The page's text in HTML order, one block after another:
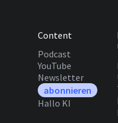
Content
Podcast
YouTube
Newsletter
abonnieren
Hallo KI